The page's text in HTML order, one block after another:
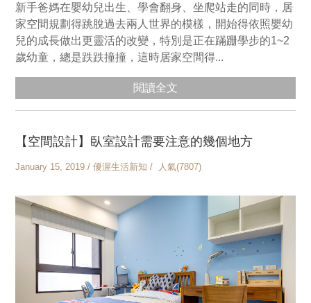
新手爸媽在嬰幼兒出生、學會翻身、坐爬站走的同時，居
家空間規劃得跳脫過去兩人世界的模樣，開始得依照嬰幼
兒的成長做出更靈活的改變，特別是正在蹣跚學步的1~2
歲幼童，總是跌跌撞撞，這時居家空間得...
閱讀全文
【空間設計】臥室設計需要注意的幾個地方
January 15, 2019 / 優渥生活新知 / 人氣(7807)